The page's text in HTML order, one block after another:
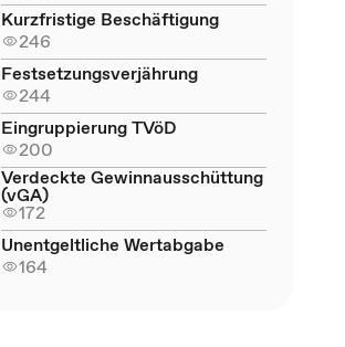
Kurzfristige Beschäftigung
246
Festsetzungsverjährung
244
Eingruppierung TVöD
200
Verdeckte Gewinnausschüttung
(vGA)
172
Unentgeltliche Wertabgabe
164